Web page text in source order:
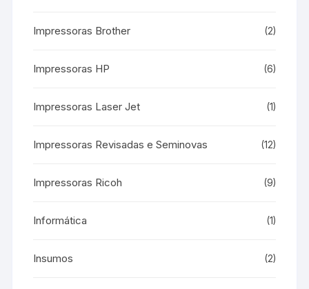
Impressoras Brother (2)
Impressoras HP (6)
Impressoras Laser Jet (1)
Impressoras Revisadas e Seminovas (12)
Impressoras Ricoh (9)
Informática (1)
Insumos (2)